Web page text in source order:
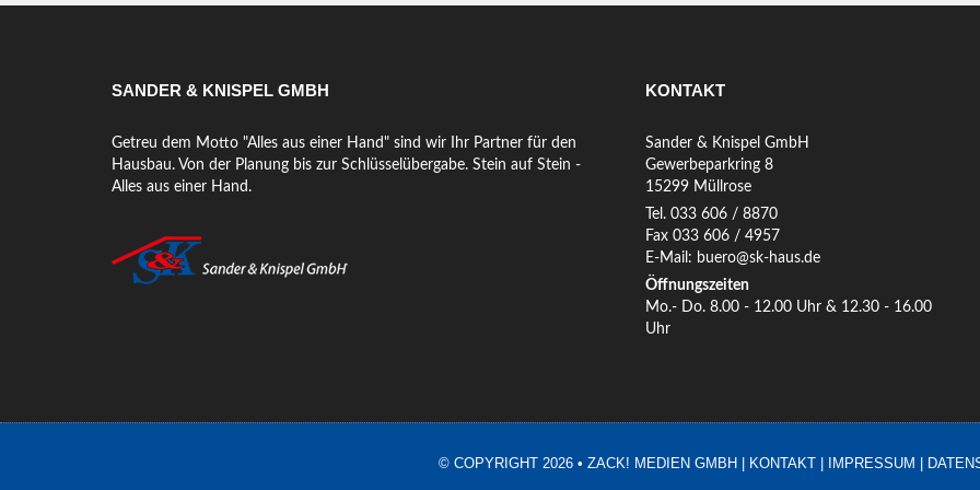
SANDER & KNISPEL GMBH
Getreu dem Motto "Alles aus einer Hand" sind wir Ihr Partner für den
Hausbau. Von der Planung bis zur Schlüsselübergabe. Stein auf Stein -
Alles aus einer Hand.
KONTAKT
Sander & Knispel GmbH
Gewerbeparkring 8
15299 Müllrose
Tel. 033 606 / 8870
Fax 033 606 / 4957
E-Mail: buero@sk-haus.de
Öffnungszeiten
Mo.- Do. 8.00 - 12.00 Uhr & 12.30 - 16.00
Uhr
© COPYRIGHT 2026 • ZACK! MEDIEN GMBH | KONTAKT IMPRESSUM